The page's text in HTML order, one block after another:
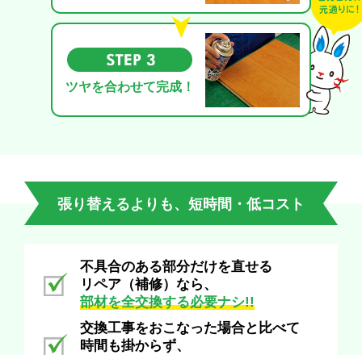
ツヤを合わせて完成！
張り替えるよりも、短時間・低コスト
不具合のある部分だけを直せる
リペア（補修）なら、
部材を全交換する必要ナシ!!
交換工事をおこなった場合と比べて
時間も掛からず、